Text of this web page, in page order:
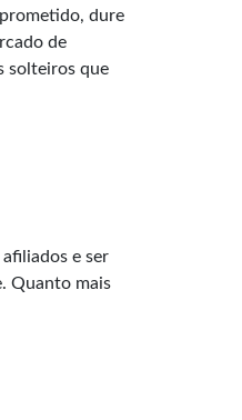
dure
de
solteiros que
e ser
Quanto mais